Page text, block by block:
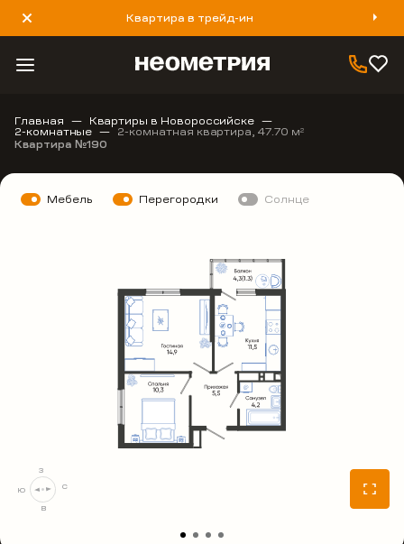
Квартира в трейд-ин
8 800 777 40 93
Главная Квартиры в Новороссийске
2-комнатные 2-комнатная квартира, 47.70 м2
Квартира №190
Мебель Перегородки Солнце
С
В
Ю
З